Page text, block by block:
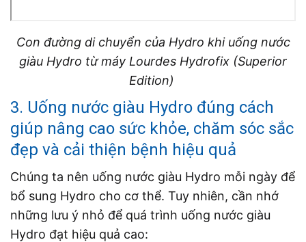
Con đường di chuyển của Hydro khi uống nước
giàu Hydro từ máy Lourdes Hydrofix (Superior
Edition)
3. Uống nước giàu Hydro đúng cách
giúp nâng cao sức khỏe, chăm sóc sắc
đẹp và cải thiện bệnh hiệu quả
Chúng ta nên uống nước giàu Hydro mỗi ngày để
bổ sung Hydro cho cơ thể. Tuy nhiên, cần nhớ
những lưu ý nhỏ để quá trình uống nước giàu
Hydro đạt hiệu quả cao: